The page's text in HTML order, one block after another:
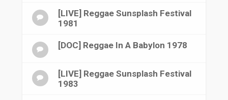
[LIVE] Reggae Sunsplash Festival
1981
[DOC] Reggae In A Babylon 1978
[LIVE] Reggae Sunsplash Festival
1983